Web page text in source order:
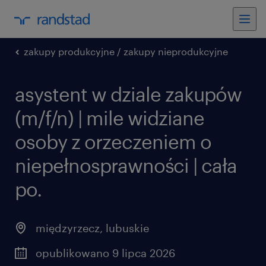
zakupy produkcyjne / zakupy nieprodukcyjne
asystent w dziale zakupów
(m/f/n) | mile widziane
osoby z orzeczeniem o
niepełnosprawności | cała
po.
międzyrzecz, lubuskie
opublikowano 9 lipca 2026